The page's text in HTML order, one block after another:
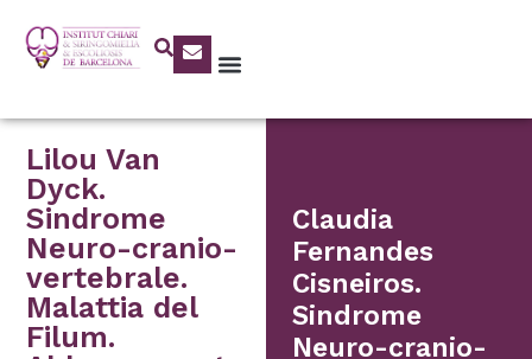
Lilou Van
Dyck.
Sindrome
Neuro-cranio-
vertebrale.
Malattia del
Filum.
Claudia
Fernandes
Cisneiros.
Sindrome
Neuro-cranio-